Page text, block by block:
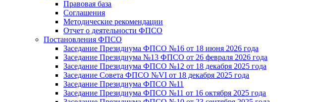
Правовая база
Соглашения
Методические рекомендации
Отчет о деятельности ФПСО
Постановления ФПСО
Заседание Президиума ФПСО №16 от 18 июня 2026 года
Заседание Президиума №13 ФПСО от 26 февраля 2026 года
Заседание Президиума ФПСО №12 от 18 декабря 2025 года
Заседание Совета ФПСО №VI от 18 декабря 2025 года
Заседание Президиума ФПСО №11
Заседание Президиума ФПСО №11 от 16 октября 2025 года